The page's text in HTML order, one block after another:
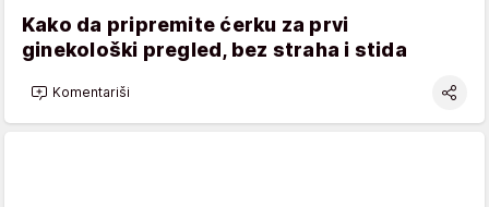
Kako da pripremite ćerku za prvi
ginekološki pregled, bez straha i stida
Komentariši